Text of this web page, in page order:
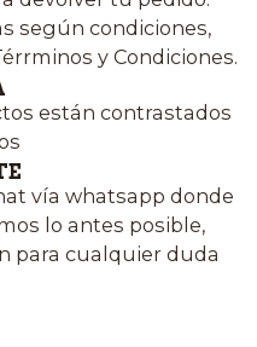
según condiciones,
y Condiciones.
están contrastados
vía whatsapp donde
lo antes posible,
para cualquier duda